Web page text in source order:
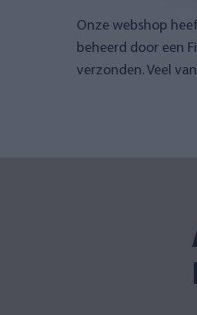
Onze webshop
beheerd door een
verzonden. Veel